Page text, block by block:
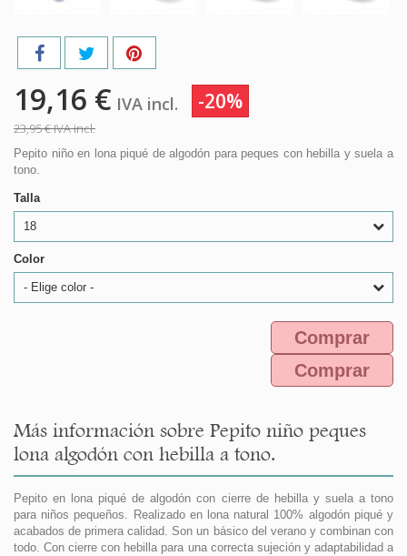
19,16 € IVA incl. -20%
23,95 €IVA incl.
Pepito niño en lona piqué de algodón para peques con hebilla y suela a
tono.
Talla
18
Color
- Elige color -
Comprar
Comprar
Más información sobre Pepito niño peques
lona algodón con hebilla a tono.
Pepito en lona piqué de algodón con cierre de hebilla y suela a tono
para niños pequeños. Realizado en lona natural 100% algodón piqué y
acabados de primera calidad. Son un básico del verano y combinan con
todo. Con cierre con hebilla para una correcta sujeción y adaptabilidad a